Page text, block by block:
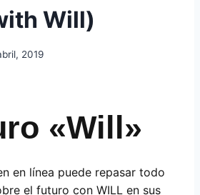
Will)
2019
«Will»
en línea puede repasar todo
el futuro con WILL en sus